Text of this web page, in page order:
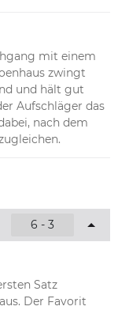
mit einem
zwingt
und hält gut
Aufschläger das
nach dem
6 - 3
Satz
Der Favorit